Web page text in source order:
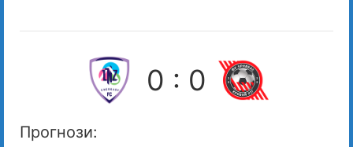
0 : 0
Прогнози: